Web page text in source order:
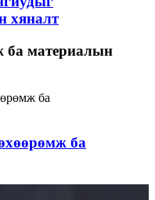
хяналт
ба материалын
ба